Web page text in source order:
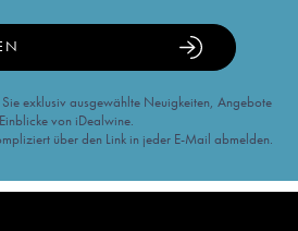
exklusiv ausgewählte Neuigkeiten, Angebote
von iDealwine.
über den Link in jeder E-Mail abmelden.